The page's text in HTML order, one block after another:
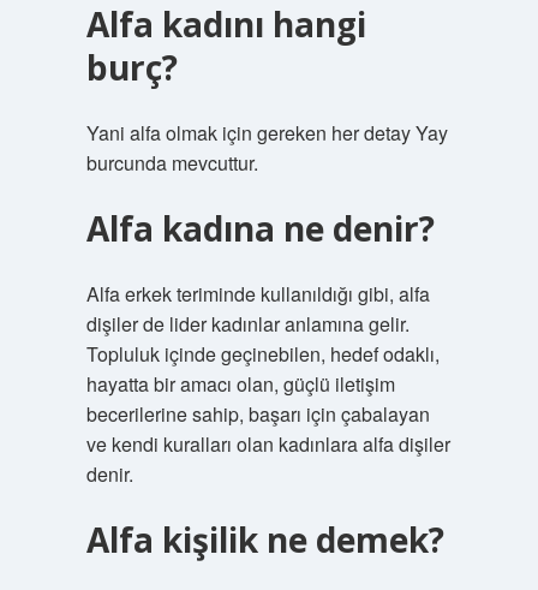
Alfa kadını hangi
burç?
Yani alfa olmak için gereken her detay Yay
burcunda mevcuttur.
Alfa kadına ne denir?
Alfa erkek teriminde kullanıldığı gibi, alfa
dişiler de lider kadınlar anlamına gelir.
Topluluk içinde geçinebilen, hedef odaklı,
hayatta bir amacı olan, güçlü iletişim
becerilerine sahip, başarı için çabalayan
ve kendi kuralları olan kadınlara alfa dişiler
denir.
Alfa kişilik ne demek?